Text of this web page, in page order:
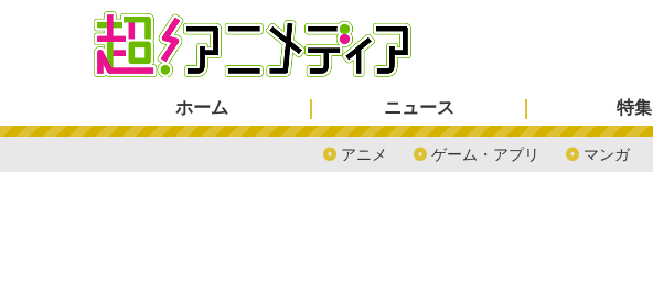
ホーム ニュース
アニメ ゲーム・アプリ マンガ
特集